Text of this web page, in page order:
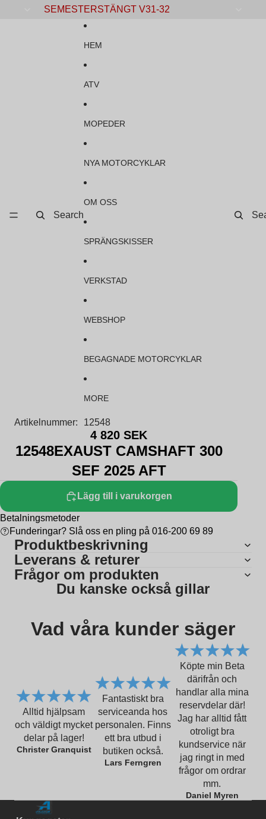
SEMESTERSTÄNGT V31-32
Search
HEM
ATV
MOPEDER
NYA MOTORCYKLAR
OM OSS
SPRÄNGSKISSER
VERKSTAD
WEBSHOP
BEGAGNADE MOTORCYKLAR
MORE
Artikelnummer: 12548
4 820 SEK
12548EXAUST CAMSHAFT 300
SEF 2025 AFT
Lägg till i varukorgen
Betalningsmetoder
Funderingar? Slå oss en pling på 016-200 69 89
Produktbeskrivning
Leverans & returer
Frågor om produkten
Du kanske också gillar
Vad våra kunder säger
Alltid hjälpsam
och väldigt mycket
delar på lager!
Christer Granquist
Fantastiskt bra
serviceanda hos
personalen. Finns
ett bra utbud i
butiken också.
Lars Ferngren
Köpte min Beta
därifrån och
handlar alla mina
reservdelar där!
Jag har alltid fått
otroligt bra
kundservice när
jag ringt in med
frågor om ordrar
mm.
Daniel Myren